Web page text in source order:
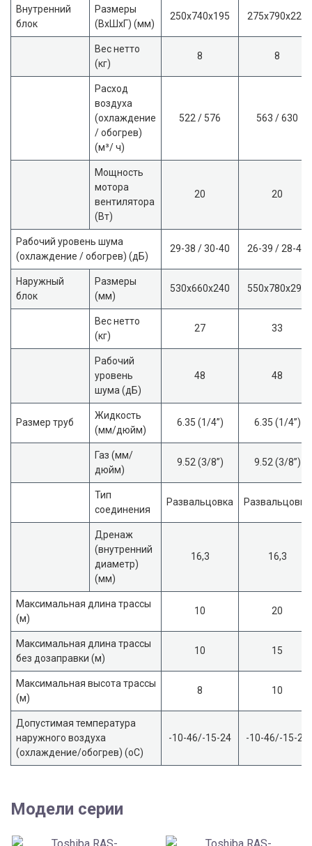
Внутренний
блок
Размеры
(ВхШхГ) (мм)
250x740x195 275x790x225
Вес нетто
(кг)
8 8
Расход
воздуха
(охлаждение
/ обогрев)
(м³/ ч)
522 / 576 563 / 630
Мощность
мотора
вентилятора
(Вт)
20 20
Рабочий уровень шума
(охлаждение / обогрев) (дБ)
29-38 / 30-40 26-39 / 28-40
Наружный
блок
Размеры
(мм)
530x660x240 550x780x290
Вес нетто
(кг)
27 33
Рабочий
уровень
шума (дБ)
48 48
Размер труб
Жидкость
(мм/дюйм)
6.35 (1/4”) 6.35 (1/4”)
Газ (мм/
дюйм)
9.52 (3/8”) 9.52 (3/8”)
Тип
соединения
Развальцовка Развальцовка
Дренаж
(внутренний
диаметр)
(мм)
16,3 16,3
Максимальная длина трассы
(м)
10 20
Максимальная длина трассы
без дозаправки (м)
10 15
Максимальная высота трассы
(м)
8 10
Допустимая температура
наружного воздуха
(охлаждение/обогрев) (oС)
-10-46/-15-24 -10-46/-15-24
Модели серии